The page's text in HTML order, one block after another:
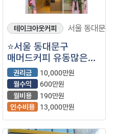
테이크아웃커피 서울 동대문구
⭐서울 동대문구
매머드커피 유동많은
상권 배달없는 매장 ⭐
권리금
10,000만원
월수익
600만원
월비용
190만원
인수비용
13,000만원